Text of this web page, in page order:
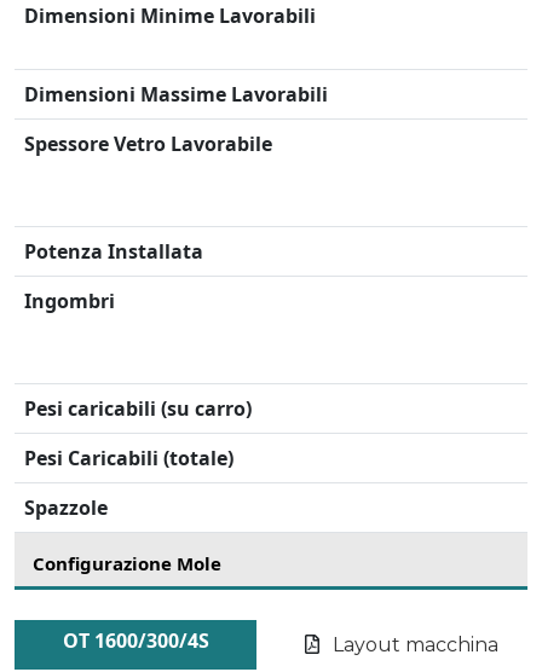
Dimensioni Minime Lavorabili
Dimensioni Massime Lavorabili
Spessore Vetro Lavorabile
Potenza Installata
Ingombri
Pesi caricabili (su carro)
Pesi Caricabili (totale)
Spazzole
Configurazione Mole
OT 1600/300/4S Layout macchina